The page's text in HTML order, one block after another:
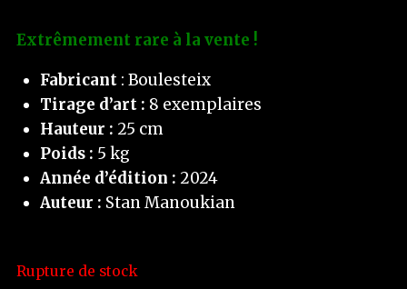
Extrêmement rare à la vente !
Fabricant: Boulesteix
Tirage d’art : 8 exemplaires
Hauteur : 25 cm
Poids : 5 kg
Année d’édition : 2024
Auteur : Stan Manoukian
Rupture de stock